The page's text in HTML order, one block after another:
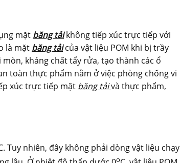
mặt băng tảikhông tiếp xúc trực tiếp với
là mặt băng tảicủa vật liệu POM khi bị trầy
kháng chất tẩy rửa, tạo thành các ổ
toàn thực phẩm nằm ở việc phòng chống vi
xúc trực tiếp mặt băng tảivà thực phẩm,
Tuy nhiên, đây không phải dòng vật liệu chạy
o